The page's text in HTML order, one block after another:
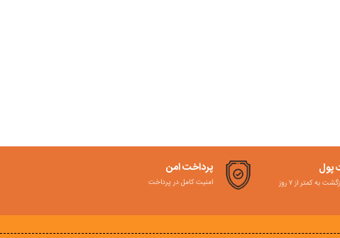
پول
به کمتر از ۷ روز
پرداخت امن
امنیت کامل در پرداخت